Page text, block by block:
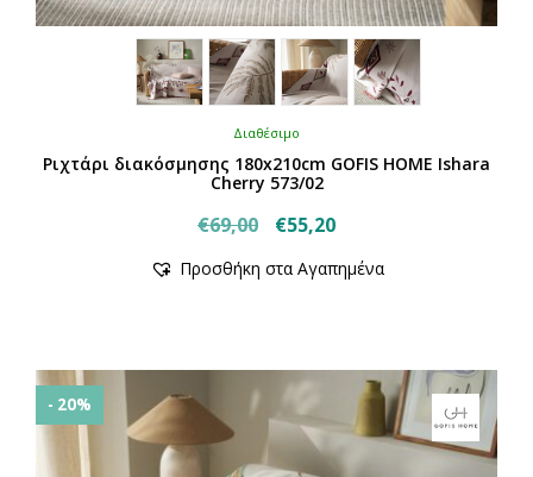
Διαθέσιμο
Ριχτάρι διακόσμησης 180x210cm GOFIS HOME Ishara
Cherry 573/02
€69,00
Original
was:
€55,20Η
τιμή
Προσθήκη στα Αγαπημένα
- 20%